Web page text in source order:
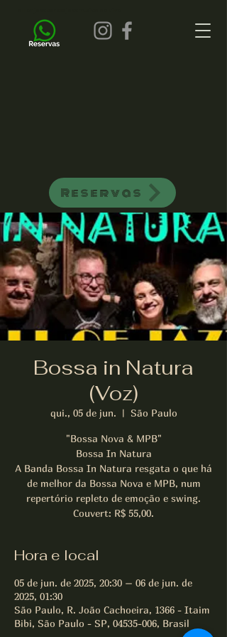
Reservas
Bossa in Natura
(Voz)
qui., 05 de jun.
  |
São Paulo
"Bossa Nova & MPB"
Bossa In Natura
A Banda Bossa In Natura resgata o que há
de melhor da Bossa Nova e MPB, num
repertório repleto de emoção e swing.
Couvert: R$ 55,00.
Hora e local
05 de jun. de 2025, 20:30 – 06 de jun. de
2025, 01:30
São Paulo, R. João Cachoeira, 1366 - Itaim
Bibi, São Paulo - SP, 04535-006, Brasil